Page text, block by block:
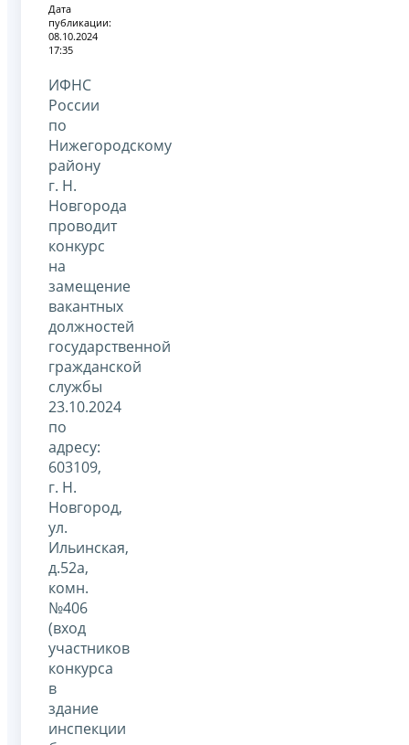
Дата
публикации:
08.10.2024
17:35
ИФНС
России
по
Нижегородскому
району
г. Н.
Новгорода
проводит
конкурс
на
замещение
вакантных
должностей
государственной
гражданской
службы
23.10.2024
по
адресу:
603109,
г. Н.
Новгород,
ул.
Ильинская,
д.52а,
комн.
№406
(вход
участников
конкурса
в
здание
инспекции